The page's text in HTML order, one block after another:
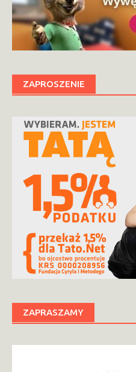
ZAPROSZENIE
ZAPRASZAMY